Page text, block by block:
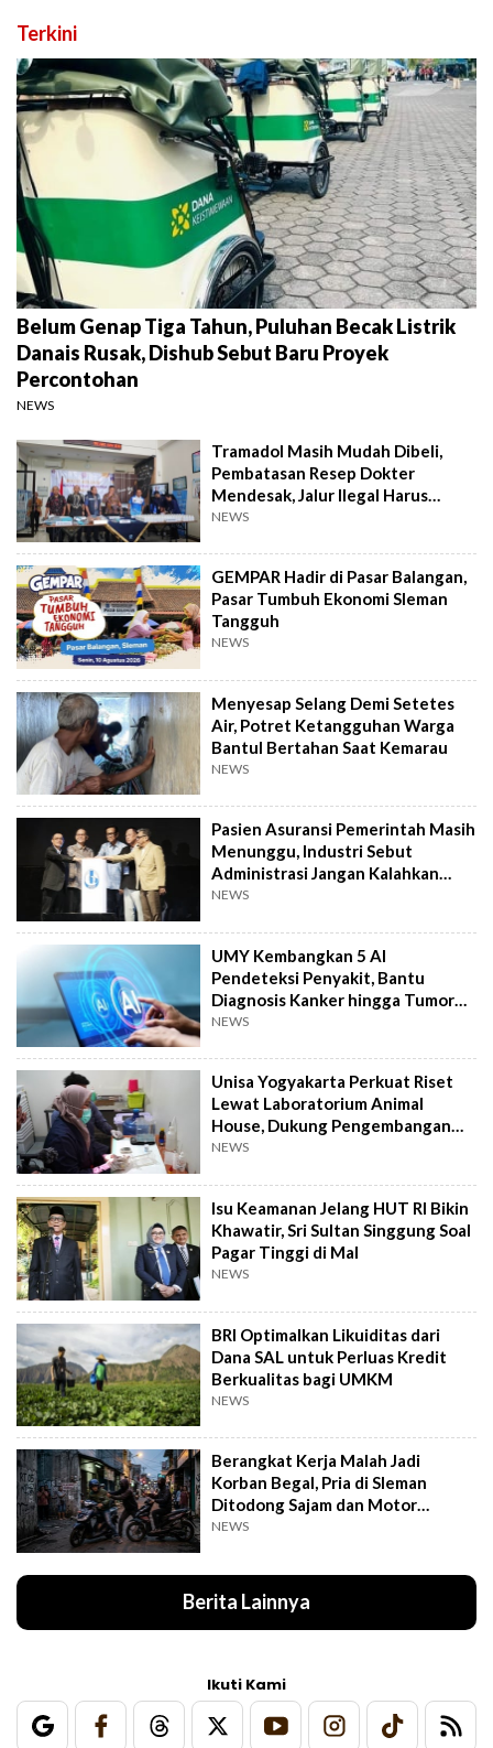
Terkini
Belum Genap Tiga Tahun, Puluhan Becak Listrik
Danais Rusak, Dishub Sebut Baru Proyek
Percontohan
NEWS
Tramadol Masih Mudah Dibeli,
Pembatasan Resep Dokter
Mendesak, Jalur Ilegal Harus
Distop
NEWS
GEMPAR Hadir di Pasar Balangan,
Pasar Tumbuh Ekonomi Sleman
Tangguh
NEWS
Menyesap Selang Demi Setetes
Air, Potret Ketangguhan Warga
Bantul Bertahan Saat Kemarau
NEWS
Pasien Asuransi Pemerintah Masih
Menunggu, Industri Sebut
Administrasi Jangan Kalahkan
Kemanusiaan
NEWS
UMY Kembangkan 5 AI
Pendeteksi Penyakit, Bantu
Diagnosis Kanker hingga Tumor
Otak Lebih Cepat
NEWS
Unisa Yogyakarta Perkuat Riset
Lewat Laboratorium Animal
House, Dukung Pengembangan
Kandidat Obat
NEWS
Isu Keamanan Jelang HUT RI Bikin
Khawatir, Sri Sultan Singgung Soal
Pagar Tinggi di Mal
NEWS
BRI Optimalkan Likuiditas dari
Dana SAL untuk Perluas Kredit
Berkualitas bagi UMKM
NEWS
Berangkat Kerja Malah Jadi
Korban Begal, Pria di Sleman
Ditodong Sajam dan Motor
Digasak
NEWS
Berita Lainnya
Ikuti Kami